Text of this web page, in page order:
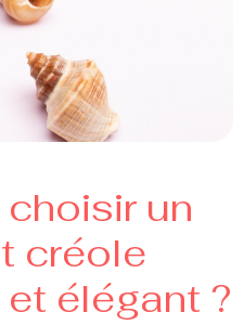
un
créole
élégant ?